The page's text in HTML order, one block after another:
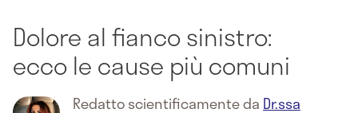
Dolore al fianco sinistro:
ecco le cause più comuni
Redatto scientificamente da Dr.ssa